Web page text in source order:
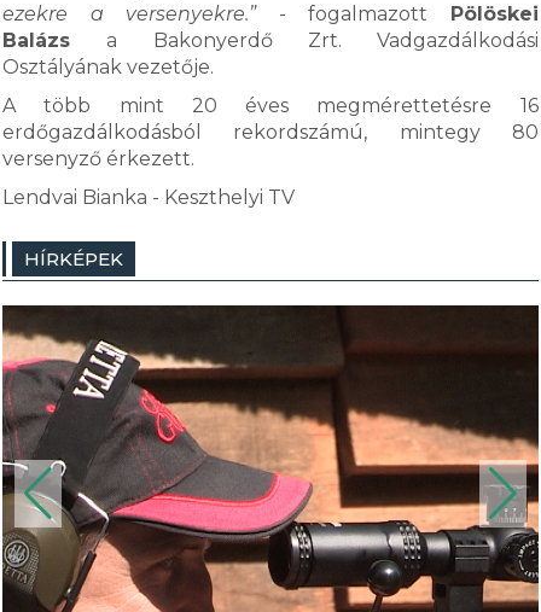
ezekre a versenyekre.”- fogalmazott Pölöskei
Balázsa Bakonyerdő Zrt. Vadgazdálkodási
Osztályának vezetője.
A több mint 20 éves megmérettetésre 16
erdőgazdálkodásból rekordszámú, mintegy 80
versenyző érkezett.
Lendvai Bianka - Keszthelyi TV
HÍRKÉPEK